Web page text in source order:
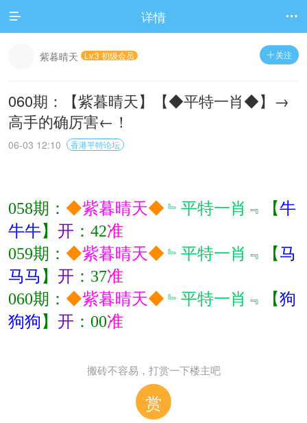
 详情 
 关注
紫暮晴天 Lv.3 初级会员
060期：【紫暮晴天】【◆平特一肖◆】→
高手的确厉害←！
06-03 12:10 香港平特论坛
058期： ◆紫暮晴天◆ ﹄平特一肖﹃ 【牛
牛牛】 开 ： 42准
059期： ◆紫暮晴天◆ ﹄平特一肖﹃ 【马
马马 】 开 ： 37准
060期： ◆紫暮晴天◆ ﹄平特一肖﹃ 【狗
狗狗 】 开 ： 00准
搬砖不容易，打赏一下楼主吧
赏